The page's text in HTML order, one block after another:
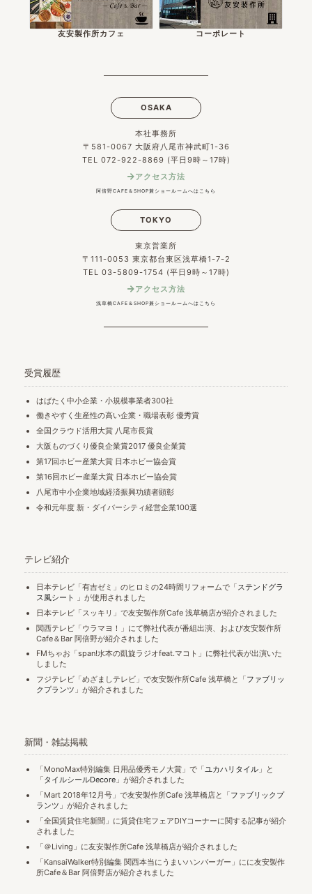
友安製作所カフェ コーポレート
OSAKA
本社事務所
〒581-0067 大阪府八尾市神武町1-36
TEL 072-922-8869 (平日9時～17時)
アクセス方法
阿倍野CAFE＆SHOP兼ショールームへはこちら
TOKYO
東京営業所
〒111-0053 東京都台東区浅草橋1-7-2
TEL 03-5809-1754 (平日9時～17時)
アクセス方法
浅草橋CAFE＆SHOP兼ショールームへはこちら
受賞履歴
はばたく中小企業・小規模事業者300社
働きやすく生産性の高い企業・職場表彰 優秀賞
全国クラウド活用大賞 八尾市長賞
大阪ものづくり優良企業賞2017 優良企業賞
第17回ホビー産業大賞 日本ホビー協会賞
第16回ホビー産業大賞 日本ホビー協会賞
八尾市中小企業地域経済振興功績者顕彰
令和元年度 新・ダイバーシティ経営企業100選
テレビ紹介
日本テレビ「有吉ゼミ」のヒロミの24時間リフォームで「ステンドグラ
ス風シート
」が使用されました
日本テレビ「スッキリ」で友安製作所Cafe 浅草橋店が紹介されました
関西テレビ「ウラマヨ！」にて弊社代表が番組出演、および友安製作所
Cafe＆Bar 阿倍野が紹介されました
FMちゃお「span!水本の凱旋ラジオfeat.マコト」に弊社代表が出演いた
しました
フジテレビ「めざましテレビ」で友安製作所Cafe 浅草橋と「ファブリッ
クプランツ 」が紹介されました
新聞・雑誌掲載
「MonoMax特別編集 日用品優秀モノ大賞」で「ユカハリタイル」と
「タイルシールDecore」が紹介されました
「Mart 2018年12月号」で友安製作所Cafe 浅草橋店と「ファブリックプ
ランツ 」が紹介されました
「全国賃貸住宅新聞」に賃貸住宅フェアDIYコーナーに関する記事が紹介
されました
「＠Living」に友安製作所Cafe 浅草橋店が紹介されました
「KansaiWalker特別編集 関西本当にうまいハンバーガー」にに友安製作
所Cafe＆Bar 阿倍野店が紹介されました